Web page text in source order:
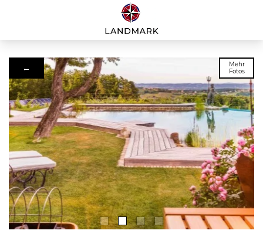
←
Mehr
Fotos